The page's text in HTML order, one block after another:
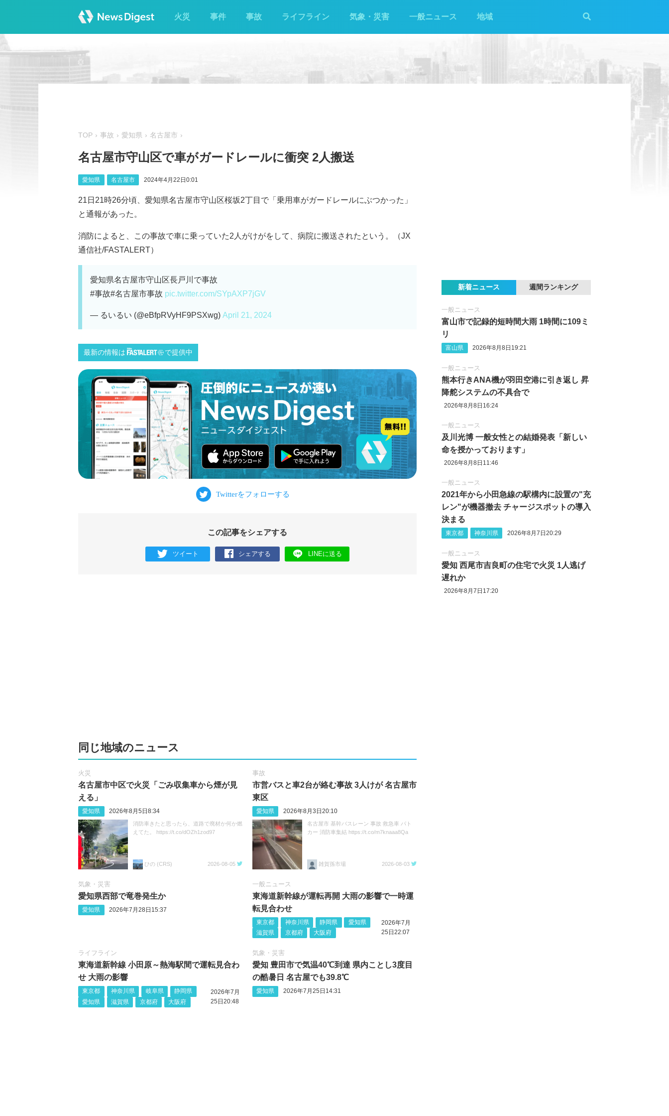
火災 事件 事故 ライフライン 気象・災害 一般ニュース 地域
TOP 事故 愛知県 名古屋市
名古屋市守山区で車がガードレールに衝突 2人搬送
愛知県 名古屋市 2024年4月22日0:01
21日21時26分頃、愛知県名古屋市守山区桜坂2丁目で「乗用車がガードレールにぶつかった」
と通報があった。
消防によると、この事故で車に乗っていた2人がけがをして、病院に搬送されたという。（JX
通信社/FASTALERT）
愛知県名古屋市守山区長戸川で事故
#事故#名古屋市事故 pic.twitter.com/SYpAXP7jGV
— るいるい (@eBfpRVyHF9PSXwg) April 21, 2024
最新の情報は で提供中
この記事をシェアする
ツイート シェアする LINEに送る
同じ地域のニュース
火災
名古屋市中区で火災「ごみ収集車から煙が見
える」
愛知県 2026年8月5日8:34
消防車きたと思ったら、道路で廃材か何か燃
えてた。 https://t.co/dOZh1zod97
ひの (CRS) 2026-08-05
事故
市営バスと車2台が絡む事故 3人けが 名古屋市
東区
愛知県 2026年8月3日20:10
名古屋市 基幹バスレーン 事故 救急車 パト
カー 消防車集結 https://t.co/m7knaaa8Qa
雑賀孫市場 2026-08-03
気象・災害
愛知県西部で竜巻発生か
愛知県 2026年7月28日15:37
一般ニュース
東海道新幹線が運転再開 大雨の影響で一時運
転見合わせ
東京都 神奈川県 静岡県
愛知県
滋賀県
京都府 大阪府
2026年7月
25日22:07
ライフライン
東海道新幹線 小田原～熱海駅間で運転見合わ
せ 大雨の影響
東京都 神奈川県 岐阜県
静岡県
愛知県
滋賀県 京都府 大阪府
2026年7月
25日20:48
気象・災害
愛知 豊田市で気温40℃到達 県内ことし3度目
の酷暑日 名古屋でも39.8℃
愛知県 2026年7月25日14:31
新着ニュース 週間ランキング
一般ニュース
富山市で記録的短時間大雨 1時間に109ミ
リ
富山県 2026年8月8日19:21
一般ニュース
熊本行きANA機が羽田空港に引き返し 昇
降舵システムの不具合で
2026年8月8日16:24
一般ニュース
及川光博 一般女性との結婚発表「新しい
命を授かっております」
2026年8月8日11:46
一般ニュース
2021年から小田急線の駅構内に設置の"充
レン"が機器撤去 チャージスポットの導入
決まる
東京都 神奈川県 2026年8月7日20:29
一般ニュース
愛知 西尾市吉良町の住宅で火災 1人逃げ
遅れか
2026年8月7日17:20